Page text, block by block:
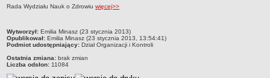
Senat
Prorektorzy
Dziekani
Rada Wydziału Nauk o Zdrowiuwięcej>>
metryczka
Wytworzył: Emilia Minasz (23 stycznia 2013)
Opublikował: Emilia Minasz (23 stycznia 2013, 13:54:41)
Podmiot udostępniający: Dział Organizacji i Kontroli
Ostatnia zmiana: brak zmian
Liczba odsłon: 11084